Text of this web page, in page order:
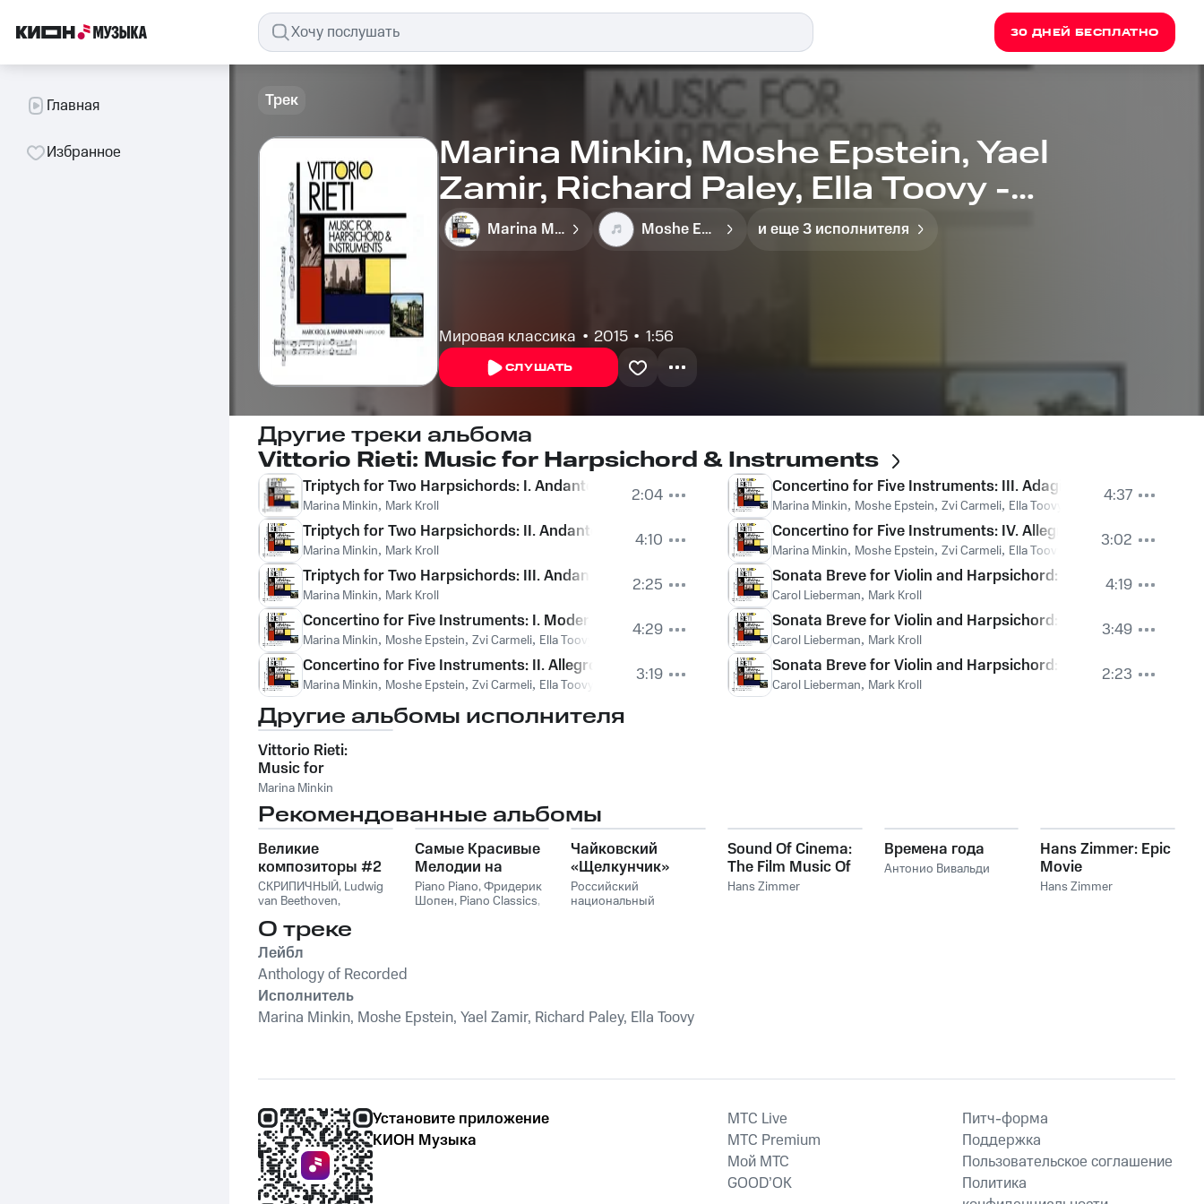
30 ДНЕЙ БЕСПЛАТНО
Главная
Избранное
Трек
Marina Minkin, Moshe Epstein, Yael
Zamir, Richard Paley, Ella Toovy -
Variations on Two Cantigas de Santa
Maria: Variation II - Allegretto
Marina Minkin Moshe Epstein и еще 3 исполнителя
Мировая классика 2015 1:56
СЛУШАТЬ
Другие треки альбома
Vittorio Rieti: Music for Harpsichord & Instruments
Triptych for Two Harpsichords: I. Andante tranquillo—Allegretto
Marina Minkin, Mark Kroll
2:04
Triptych for Two Harpsichords: II. Andante tranquillo—Dolcemente moderato
Marina Minkin, Mark Kroll
4:10
Triptych for Two Harpsichords: III. Andante tranquillo—Allegro
Marina Minkin, Mark Kroll
2:25
Concertino for Five Instruments: I. Moderato cantabile
Marina Minkin, Moshe Epstein, Zvi Carmeli, Ella Toovy
4:29
Concertino for Five Instruments: II. Allegro
Marina Minkin, Moshe Epstein, Zvi Carmeli, Ella Toovy 3:19
Concertino for Five Instruments: III. Adagio
Marina Minkin, Moshe Epstein, Zvi Carmeli, Ella Toovy
4:37
Concertino for Five Instruments: IV. Allegro
Marina Minkin, Moshe Epstein, Zvi Carmeli, Ella Toovy
3:02
Sonata Breve for Violin and Harpsichord: I. Allegretto mosso
Carol Lieberman, Mark Kroll
4:19
Sonata Breve for Violin and Harpsichord: II. Adagio cantabile
Carol Lieberman, Mark Kroll
3:49
Sonata Breve for Violin and Harpsichord: III. Allegro
Carol Lieberman, Mark Kroll 2:23
Другие альбомы исполнителя
Vittorio Rieti:
Music for
Harpsichord &
Instruments
Marina Minkin
Рекомендованные альбомы
Великие
композиторы #2
СКРИПИЧНЫЙ, Ludwig
van Beethoven,
Франц Шуберт,Vivaldi
String Orchestra
Антонио Вивальди
Самые Красивые
Мелодии на
Пианино
Piano Piano,Фридерик
Шопен, Piano Classics,
Чайковский
«Щелкунчик»
Российский
национальный
Sound Of Cinema:
The Film Music Of
Hans Zimmer
Hans Zimmer
Времена года
Антонио Вивальди
Hans Zimmer: Epic
Movie
Soundtracks
Hans Zimmer
О треке
Лейбл
Anthology of Recorded
Исполнитель
Marina Minkin, Moshe Epstein, Yael Zamir, Richard Paley, Ella Toovy
Установите приложение
КИОН Музыка
MTС Live
MTС Premium
Мой МТС
GOOD’OK
Питч-форма
Поддержка
Пользовательское соглашение
Политика